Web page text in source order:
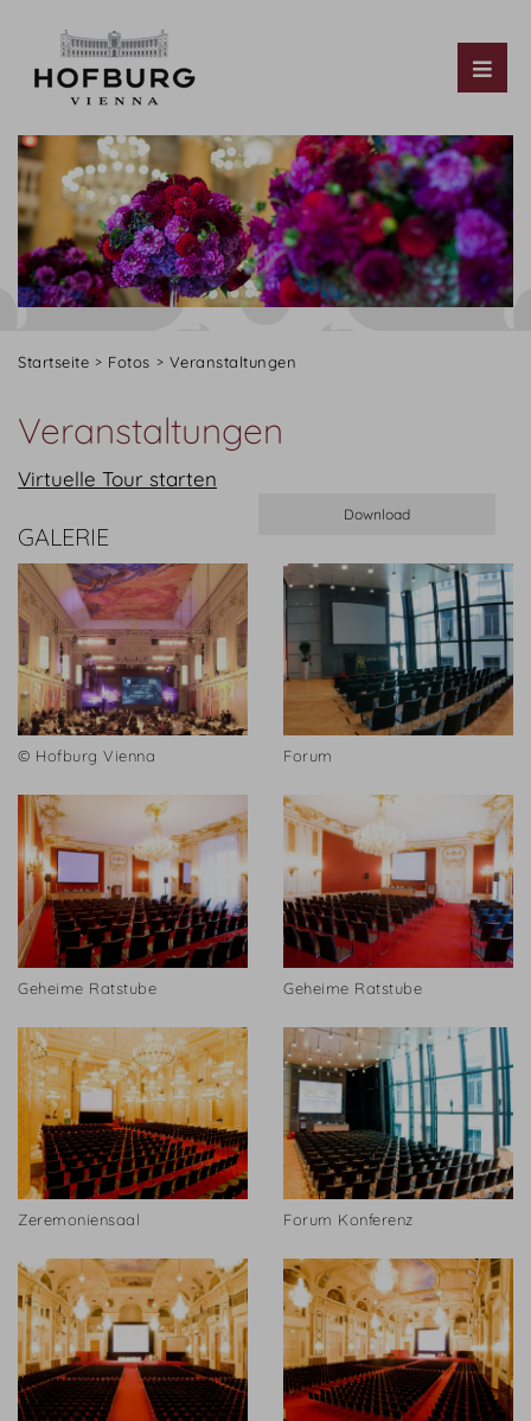
Startseite Fotos Veranstaltungen
Veranstaltungen
Virtuelle Tour starten
GALERIE
© Hofburg Vienna Forum
Geheime Ratstube Geheime Ratstube
Zeremoniensaal Forum Konferenz